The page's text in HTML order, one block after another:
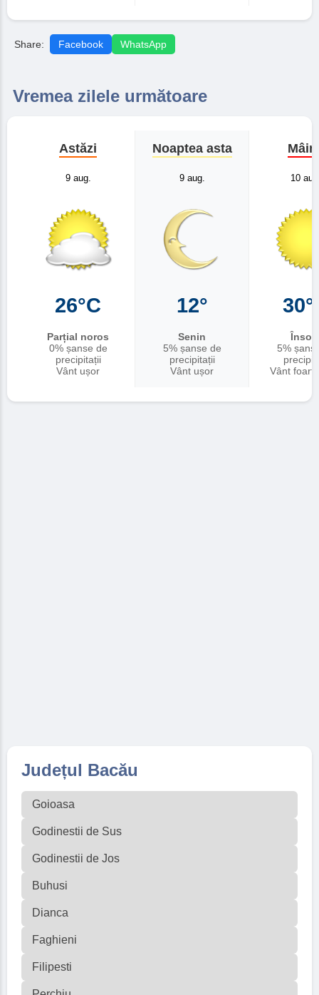
Share: Facebook WhatsApp
Vremea zilele următoare
Astăzi
9 aug.
26°C
Parțial noros
0% șanse de
precipitații
Vânt ușor
Noaptea asta
9 aug.
12°
Senin
5% șanse de
precipitații
Vânt ușor
10
5%
Vânt
Județul Bacău
Goioasa
Godinestii de Sus
Godinestii de Jos
Buhusi
Dianca
Faghieni
Filipesti